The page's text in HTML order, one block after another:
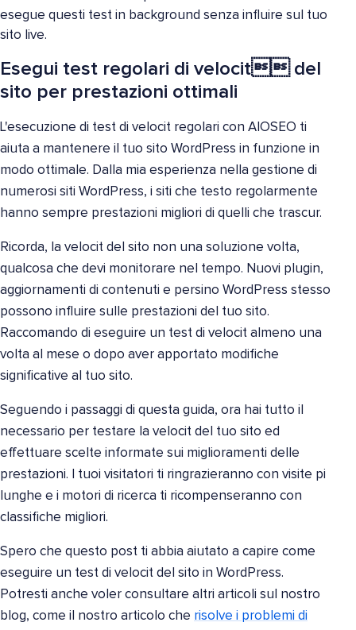
esegue questi test in background senza influire sul tuo
sito live.
Esegui test regolari di velocit del
sito per prestazioni ottimali
L'esecuzione di test di velocit regolari con AIOSEO ti
aiuta a mantenere il tuo sito WordPress in funzione in
modo ottimale. Dalla mia esperienza nella gestione di
numerosi siti WordPress, i siti che testo regolarmente
hanno sempre prestazioni migliori di quelli che trascur.
Ricorda, la velocit del sito non una soluzione volta,
qualcosa che devi monitorare nel tempo. Nuovi plugin,
aggiornamenti di contenuti e persino WordPress stesso
possono influire sulle prestazioni del tuo sito.
Raccomando di eseguire un test di velocit almeno una
volta al mese o dopo aver apportato modifiche
significative al tuo sito.
Seguendo i passaggi di questa guida, ora hai tutto il
necessario per testare la velocit del tuo sito ed
effettuare scelte informate sui miglioramenti delle
prestazioni. I tuoi visitatori ti ringrazieranno con visite pi
lunghe e i motori di ricerca ti ricompenseranno con
classifiche migliori.
Spero che questo post ti abbia aiutato a capire come
eseguire un test di velocit del sito in WordPress.
Potresti anche voler consultare altri articoli sul nostro
blog, come il nostro articolo che risolve i problemi di